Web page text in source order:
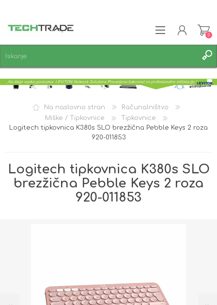
PRIJAVA
0
Na naslovno stran
Računalništvo
Miške / Tipkovnice
Tipkovnice
Logitech tipkovnica K380s SLO brezžična Pebble Keys 2 roza
920-011853
Logitech tipkovnica K380s SLO
brezžična Pebble Keys 2 roza
920-011853